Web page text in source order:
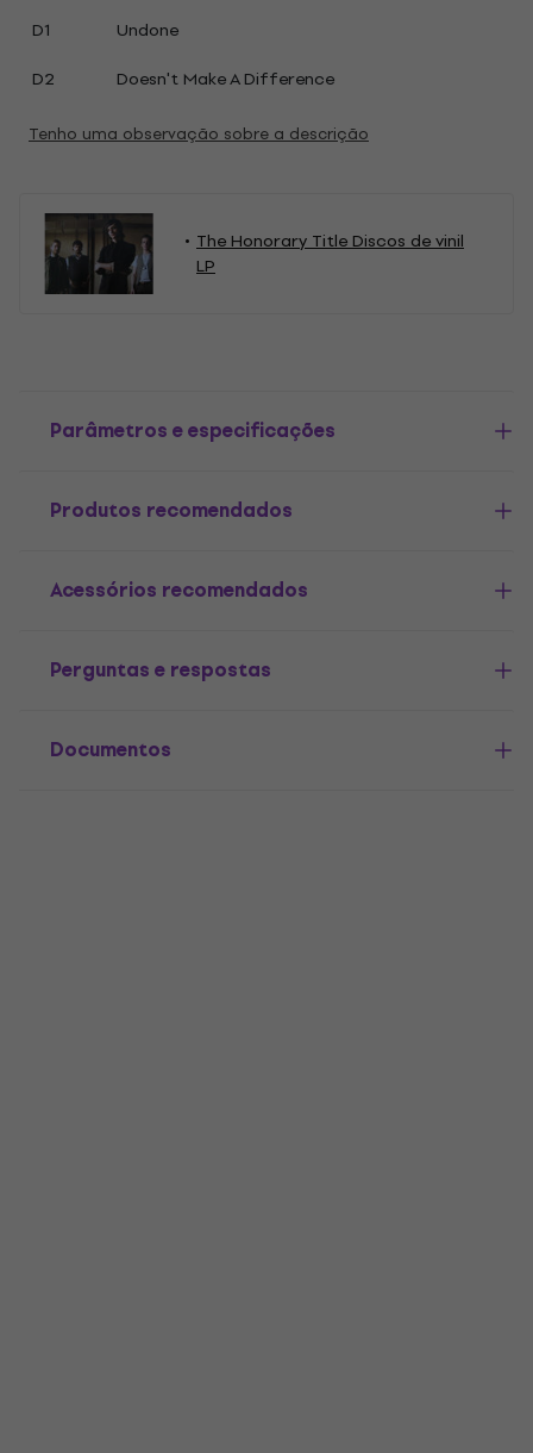
D1
Undone
D2
Doesn't Make A Difference
Tenho uma observação sobre a descrição
The Honorary Title Discos de vinil
LP
Parâmetros e especificações
Produtos recomendados
Acessórios recomendados
Perguntas e respostas
Documentos